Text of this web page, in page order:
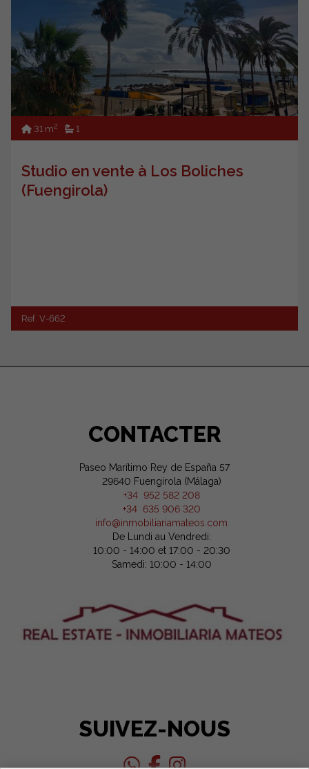
31 m2 1
Studio en vente à Los Boliches
(Fuengirola)
Ref. V-662
CONTACTER
Paseo Marítimo Rey de España 57
29640 Fuengirola (Málaga)
+34 952 582 208
+34 635 906 320
info@inmobiliariamateos.com
De Lundi au Vendredi:
10:00 - 14:00 et 17:00 - 20:30
Samedi: 10:00 - 14:00
SUIVEZ-NOUS